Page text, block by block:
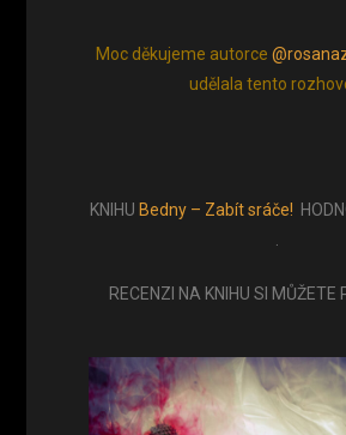
Moc děkujeme autorce
udělala tento
KNIHU Bedny – Zabít sráče!
RECENZI NA KNIHU SI MŮŽETE